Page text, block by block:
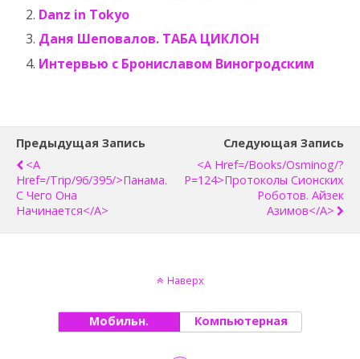
Danz in Tokyo
Даня Шеповалов. ТАБА ЦИКЛОН
Интервью с Брониславом Виногродским
Предыдущая Запись
<a
Href=/trip/96/395/>Панама.
С Чего Она
Начинается</a>
Следующая Запись
<a Href=/books/osminog/?
P=124>Протоколы Сионских
Роботов. Айзек
Азимов</a>
Наверх
Мобильн. Компьютерная